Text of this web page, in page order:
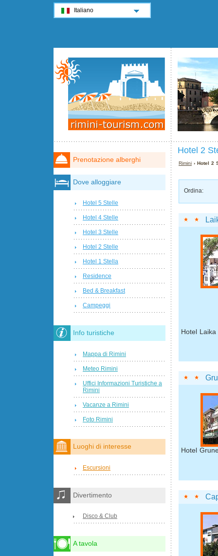
Hotel 2
Rimini › Hotel 2
Ordina:
Hotel
Hotel
Prenotazione alberghi
Dove alloggiare
Hotel 5 Stelle
Hotel 4 Stelle
Hotel 3 Stelle
Hotel 2 Stelle
Hotel 1 Stella
Residence
Bed & Breakfast
Campeggi
Info turistiche
Mappa di Rimini
Meteo Rimini
Uffici Informazioni Turistiche a
Rimini
Vacanze a Rimini
Foto Rimini
Luoghi di interesse
Escursioni
Divertimento
Disco & Club
A tavola
Italiano